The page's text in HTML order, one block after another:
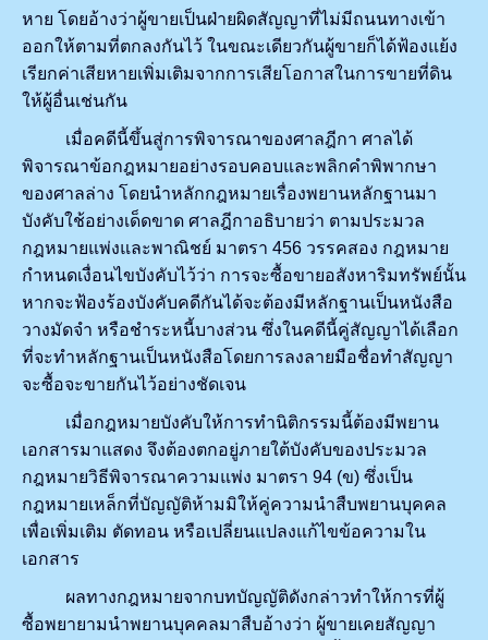
หาย โดยอ้างว่าผู้ขายเป็นฝ่ายผิดสัญญาที่ไม่มีถนนทางเข้า
ออกให้ตามที่ตกลงกันไว้ ในขณะเดียวกันผู้ขายก็ได้ฟ้องแย้ง
เรียกค่าเสียหายเพิ่มเติมจากการเสียโอกาสในการขายที่ดิน
ให้ผู้อื่นเช่นกัน
เมื่อคดีนี้ขึ้นสู่การพิจารณาของศาลฎีกา ศาลได้
พิจารณาข้อกฎหมายอย่างรอบคอบและพลิกคำพิพากษา
ของศาลล่าง โดยนำหลักกฎหมายเรื่องพยานหลักฐานมา
บังคับใช้อย่างเด็ดขาด ศาลฎีกาอธิบายว่า ตามประมวล
กฎหมายแพ่งและพาณิชย์ มาตรา 456 วรรคสอง กฎหมาย
กำหนดเงื่อนไขบังคับไว้ว่า การจะซื้อขายอสังหาริมทรัพย์นั้น
หากจะฟ้องร้องบังคับคดีกันได้จะต้องมีหลักฐานเป็นหนังสือ
วางมัดจำ หรือชำระหนี้บางส่วน ซึ่งในคดีนี้คู่สัญญาได้เลือก
ที่จะทำหลักฐานเป็นหนังสือโดยการลงลายมือชื่อทำสัญญา
จะซื้อจะขายกันไว้อย่างชัดเจน
เมื่อกฎหมายบังคับให้การทำนิติกรรมนี้ต้องมีพยาน
เอกสารมาแสดง จึงต้องตกอยู่ภายใต้บังคับของประมวล
กฎหมายวิธีพิจารณาความแพ่ง มาตรา 94 (ข) ซึ่งเป็น
กฎหมายเหล็กที่บัญญัติห้ามมิให้คู่ความนำสืบพยานบุคคล
เพื่อเพิ่มเติม ตัดทอน หรือเปลี่ยนแปลงแก้ไขข้อความใน
เอกสาร
ผลทางกฎหมายจากบทบัญญัติดังกล่าวทำให้การที่ผู้
ซื้อพยายามนำพยานบุคคลมาสืบอ้างว่า ผู้ขายเคยสัญญา